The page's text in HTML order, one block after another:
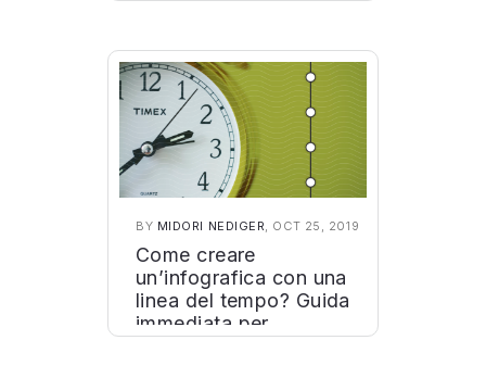
BY MIDORI NEDIGER, OCT 25, 2019
Come creare
un’infografica con una
linea del tempo? Guida
immediata per